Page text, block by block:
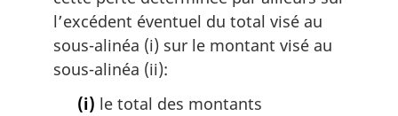
l’excédent éventuel du total visé au
sous-alinéa (i) sur le montant visé au
sous-alinéa (ii):
(i) le total des montants